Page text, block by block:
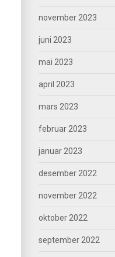
november 2023
juni 2023
mai 2023
april 2023
mars 2023
februar 2023
januar 2023
desember 2022
november 2022
oktober 2022
september 2022